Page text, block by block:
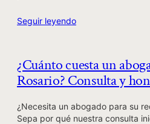
Seguir leyendo
¿Cuánto cuesta un
Rosario? Consulta y
¿Necesita un abogado para su
Sepa por qué nuestra consulta